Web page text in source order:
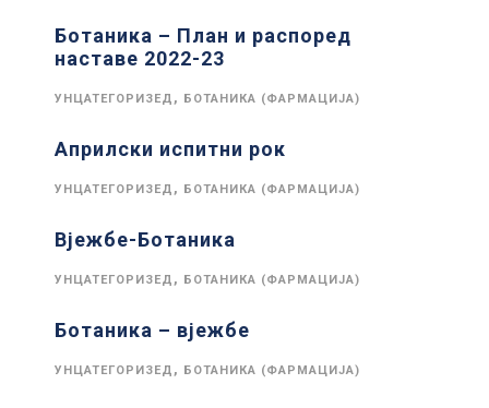
Ботаника – План и распоред
наставе 2022-23
УНЦАТЕГОРИЗЕД , БОТАНИКА (ФАРМАЦИЈА)
Априлски испитни рок
УНЦАТЕГОРИЗЕД , БОТАНИКА (ФАРМАЦИЈА)
Вјежбе-Ботаника
УНЦАТЕГОРИЗЕД , БОТАНИКА (ФАРМАЦИЈА)
Ботаника – вјежбе
УНЦАТЕГОРИЗЕД , БОТАНИКА (ФАРМАЦИЈА)